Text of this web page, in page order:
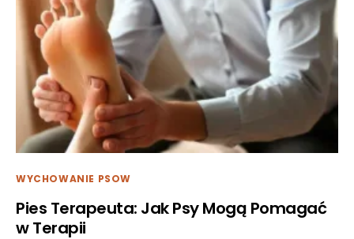
WYCHOWANIE PSOW
Pies Terapeuta: Jak Psy Mogą Pomagać
w Terapii